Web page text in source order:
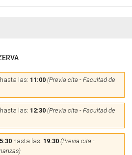
hasta las: 11:00 (Previa cita - Facultad de
hasta las: 12:30 (Previa cita - Facultad de
hasta las: 19:30 (Previa cita -